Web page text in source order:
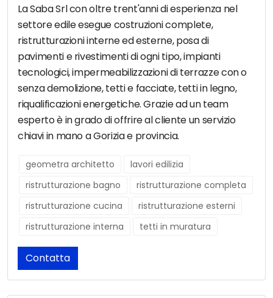
La Saba Srl con oltre trent'anni di esperienza nel
settore edile esegue costruzioni complete,
ristrutturazioni interne ed esterne, posa di
pavimenti e rivestimenti di ogni tipo, impianti
tecnologici, impermeabilizzazioni di terrazze con o
senza demolizione, tetti e facciate, tetti in legno,
riqualificazioni energetiche. Grazie ad un team
esperto è in grado di offrire al cliente un servizio
chiavi in mano a Gorizia e provincia.
geometra architetto
lavori edilizia
ristrutturazione bagno
ristrutturazione completa
ristrutturazione cucina
ristrutturazione esterni
ristrutturazione interna
tetti in muratura
Contatta